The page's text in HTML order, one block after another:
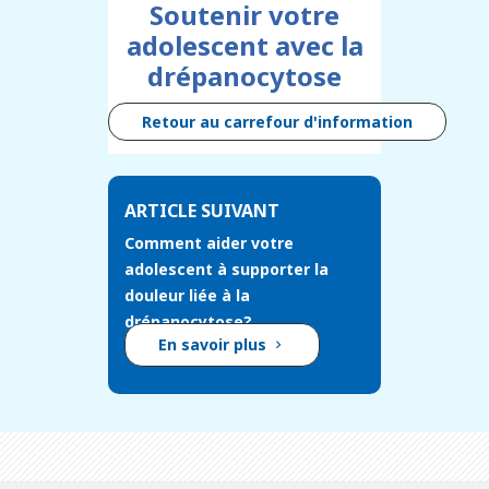
Soutenir votre
adolescent avec la
drépanocytose
Retour au carrefour d'information
ARTICLE SUIVANT
Comment aider votre
adolescent à supporter la
douleur liée à la
drépanocytose?
En savoir plus